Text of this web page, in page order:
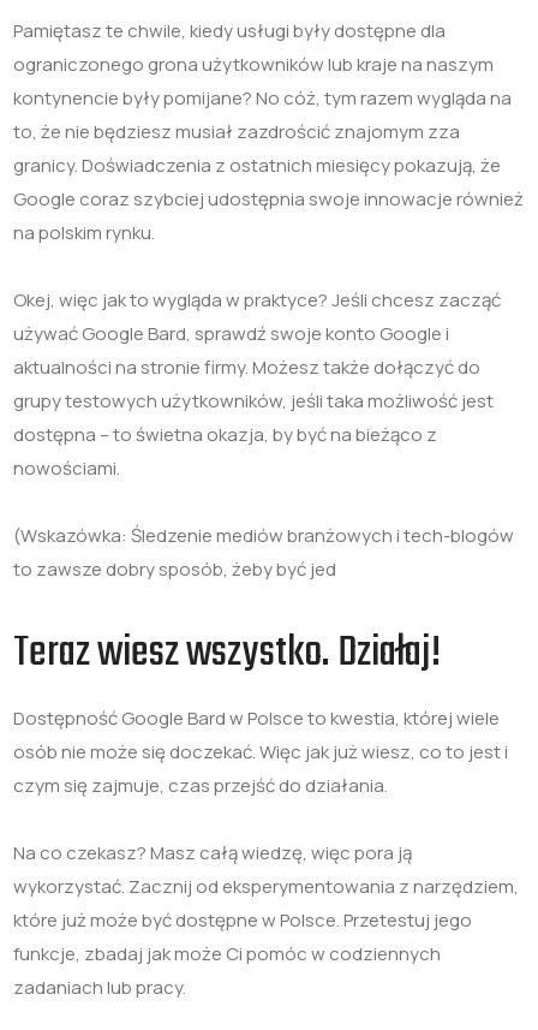
Pamiętasz te chwile, kiedy usługi były dostępne dla
ograniczonego grona użytkowników lub kraje na naszym
kontynencie były pomijane? No cóż, tym razem wygląda na
to, że nie będziesz musiał zazdrościć znajomym zza
granicy. Doświadczenia z ostatnich miesięcy pokazują, że
Google coraz szybciej udostępnia swoje innowacje również
na polskim rynku.
Okej, więc jak to wygląda w praktyce? Jeśli chcesz zacząć
używać Google Bard, sprawdź swoje konto Google i
aktualności na stronie firmy. Możesz także dołączyć do
grupy testowych użytkowników, jeśli taka możliwość jest
dostępna – to świetna okazja, by być na bieżąco z
nowościami.
(Wskazówka: Śledzenie mediów branżowych i tech-blogów
to zawsze dobry sposób, żeby być jed
Teraz wiesz wszystko. Działaj!
Dostępność Google Bard w Polsce to kwestia, której wiele
osób nie może się doczekać. Więc jak już wiesz, co to jest i
czym się zajmuje, czas przejść do działania.
Na co czekasz? Masz całą wiedzę, więc pora ją
wykorzystać. Zacznij od eksperymentowania z narzędziem,
które już może być dostępne w Polsce. Przetestuj jego
funkcje, zbadaj jak może Ci pomóc w codziennych
zadaniach lub pracy.